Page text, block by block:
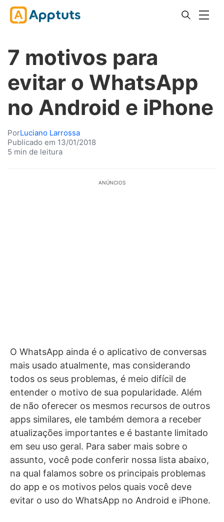
7 motivos para
evitar o WhatsApp
no Android e iPhone
PorLuciano Larrossa
Publicado em 13/01/2018
5 min de leitura
ANÚNCIOS
O WhatsApp ainda é o aplicativo de conversas
mais usado atualmente, mas considerando
todos os seus problemas, é meio difícil de
entender o motivo de sua popularidade. Além
de não oferecer os mesmos recursos de outros
apps similares, ele também demora a receber
atualizações importantes e é bastante limitado
em seu uso geral. Para saber mais sobre o
assunto, você pode conferir nossa lista abaixo,
na qual falamos sobre os principais problemas
do app e os motivos pelos quais você deve
evitar o uso do WhatsApp no Android e iPhone.